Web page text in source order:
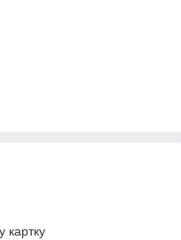
картку